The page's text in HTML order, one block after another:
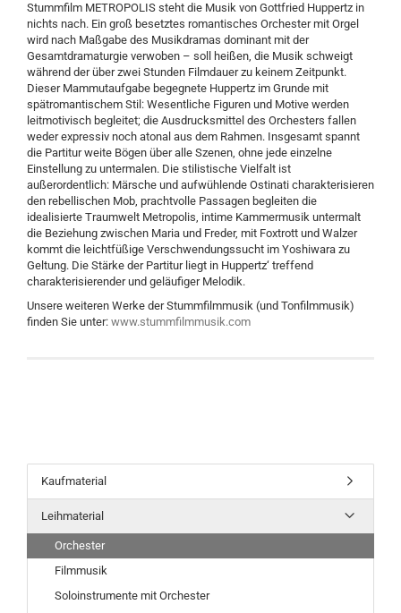
Stummfilm METROPOLIS steht die Musik von Gottfried Huppertz in
nichts nach. Ein groß besetztes romantisches Orchester mit Orgel
wird nach Maßgabe des Musikdramas dominant mit der
Gesamtdramaturgie verwoben – soll heißen, die Musik schweigt
während der über zwei Stunden Filmdauer zu keinem Zeitpunkt.
Dieser Mammutaufgabe begegnete Huppertz im Grunde mit
spätromantischem Stil: Wesentliche Figuren und Motive werden
leitmotivisch begleitet; die Ausdrucksmittel des Orchesters fallen
weder expressiv noch atonal aus dem Rahmen. Insgesamt spannt
die Partitur weite Bögen über alle Szenen, ohne jede einzelne
Einstellung zu untermalen. Die stilistische Vielfalt ist
außerordentlich: Märsche und aufwühlende Ostinati charakterisieren
den rebellischen Mob, prachtvolle Passagen begleiten die
idealisierte Traumwelt Metropolis, intime Kammermusik untermalt
die Beziehung zwischen Maria und Freder, mit Foxtrott und Walzer
kommt die leichtfüßige Verschwendungssucht im Yoshiwara zu
Geltung. Die Stärke der Partitur liegt in Huppertz‘ treffend
charakterisierender und geläufiger Melodik.
Unsere weiteren Werke der Stummfilmmusik (und Tonfilmmusik)
finden Sie unter: www.stummfilmmusik.com
Kaufmaterial
Leihmaterial
Orchester
Filmmusik
Soloinstrumente mit Orchester